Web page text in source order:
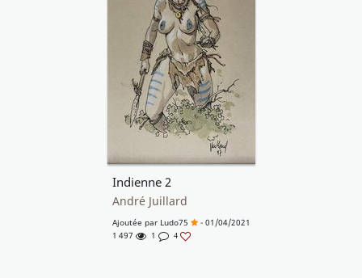
Indienne 2
André Juillard
Ajoutée par Ludo75
- 01/04/2021
1 497
1 4